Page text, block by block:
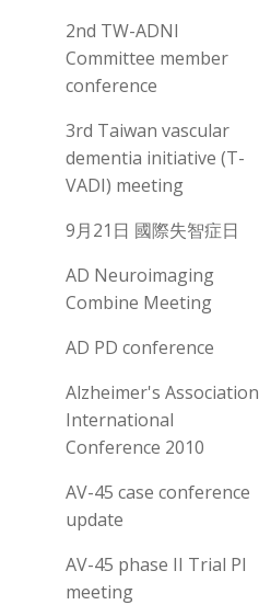
2nd TW-ADNI
Committee member
conference
3rd Taiwan vascular
dementia initiative (T-
VADI) meeting
9月21日 國際失智症日
AD Neuroimaging
Combine Meeting
AD PD conference
Alzheimer's Association
International
Conference 2010
AV-45 case conference
update
AV-45 phase II Trial PI
meeting